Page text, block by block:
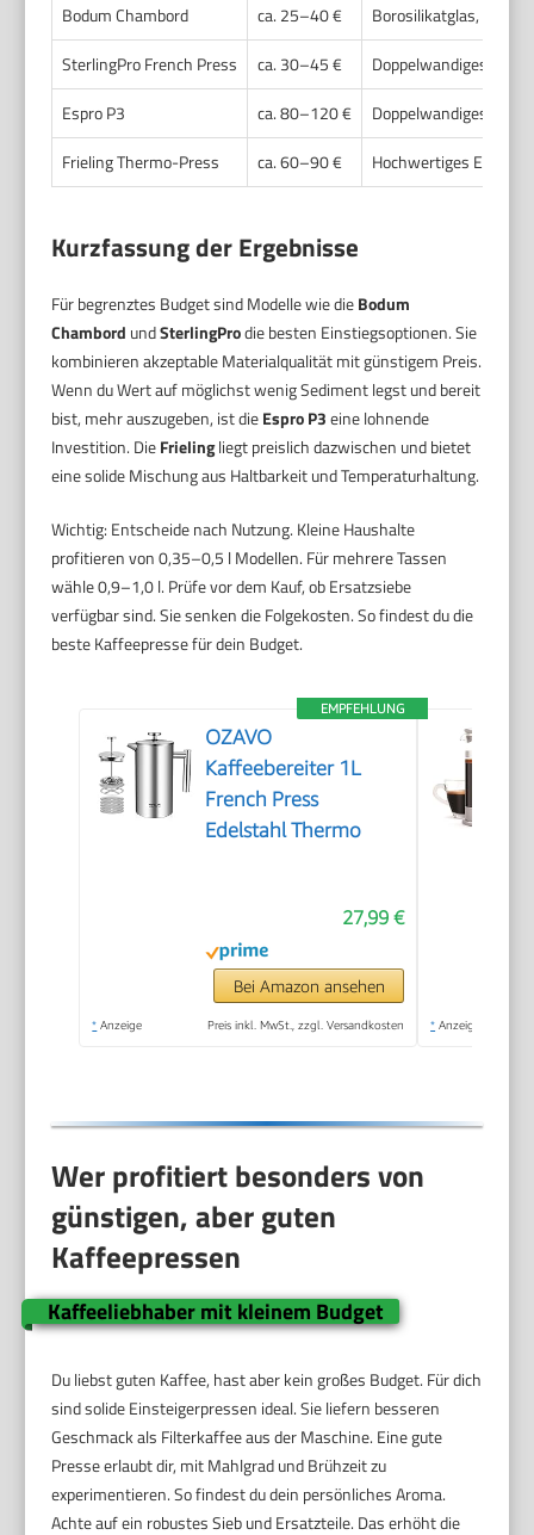
Bodum Chambord
ca. 25–40 €
Borosilikatglas,
SterlingPro French Press
ca. 30–45 €
Doppelwandiges
Espro P3
ca. 80–120 €
Doppelwandiges
Frieling Thermo-Press
ca. 60–90 € Hochwertiges
Kurzfassung der Ergebnisse
Für begrenztes Budget sind Modelle wie dieBodum
Chambord undSterlingProdie besten Einstiegsoptionen. Sie
kombinieren akzeptable Materialqualität mit günstigem Preis.
Wenn du Wert auf möglichst wenig Sediment legst und bereit
bist, mehr auszugeben, ist dieEspro P3eine lohnende
Investition. DieFrielingliegt preislich dazwischen und bietet
eine solide Mischung aus Haltbarkeit und Temperaturhaltung.
Wichtig: Entscheide nach Nutzung. Kleine Haushalte
profitieren von 0,35–0,5 l Modellen. Für mehrere Tassen
wähle 0,9–1,0 l. Prüfe vor dem Kauf, ob Ersatzsiebe
verfügbar sind. Sie senken die Folgekosten. So findest du die
beste Kaffeepresse für dein Budget.
EMPFEHLUNG
OZAVO
Kaffeebereiter 1L
French Press
Edelstahl Thermo
27,99 €
Bei Amazon ansehen
* Anzeige Preis inkl. MwSt., zzgl. Versandkosten * Anzeige
Wer profitiert besonders von
günstigen, aber guten
Kaffeepressen
Kaffeeliebhaber mit kleinem Budget
Du liebst guten Kaffee, hast aber kein großes Budget. Für dich
sind solide Einsteigerpressen ideal. Sie liefern besseren
Geschmack als Filterkaffee aus der Maschine. Eine gute
Presse erlaubt dir, mit Mahlgrad und Brühzeit zu
experimentieren. So findest du dein persönliches Aroma.
Achte auf ein robustes Sieb und Ersatzteile. Das erhöht die